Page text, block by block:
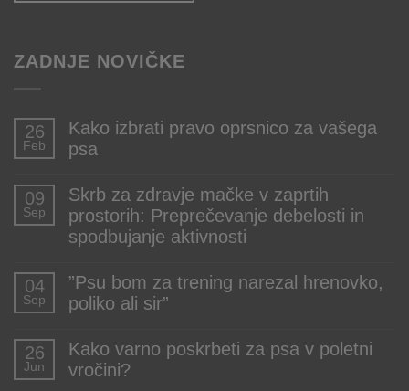
ZADNJE NOVIČKE
26
Feb
Kako izbrati pravo oprsnico za vašega
psa
komentarjev
na
Kako
izbrati
pravo
za
vašega
psa
09
Sep
Skrb za zdravje mačke v zaprtih
prostorih: Preprečevanje debelosti in
spodbujanje aktivnosti
komentarjev
na
Skrb
za
mačke
zaprtih
04
Sep
”Psu bom za trening narezal hrenovko,
poliko ali sir”
komentarjev
na
”Psu
26
Jun
Kako varno poskrbeti za psa v poletni
vročini?